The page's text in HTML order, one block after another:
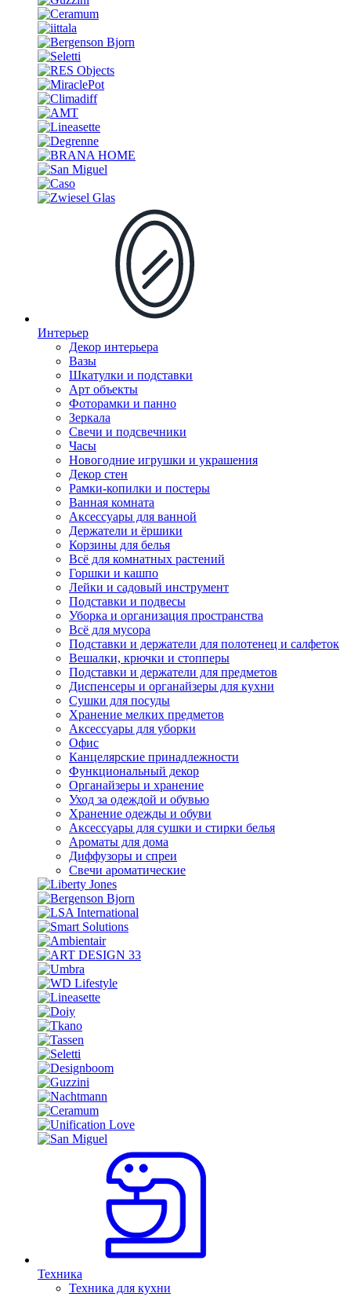
Интерьер
Декор интерьера
Вазы
Шкатулки и подставки
Арт объекты
Фоторамки и панно
Зеркала
Свечи и подсвечники
Часы
Новогодние игрушки и украшения
Декор стен
Рамки-копилки и постеры
Ванная комната
Аксессуары для ванной
Держатели и ёршики
Корзины для белья
Всё для комнатных растений
Горшки и кашпо
Лейки и садовый инструмент
Подставки и подвесы
Уборка и организация пространства
Всё для мусора
Подставки и держатели для полотенец и салфеток
Вешалки, крючки и стопперы
Подставки и держатели для предметов
Диспенсеры и органайзеры для кухни
Сушки для посуды
Хранение мелких предметов
Аксессуары для уборки
Офис
Канцелярские принадлежности
Функциональный декор
Органайзеры и хранение
Уход за одеждой и обувью
Хранение одежды и обуви
Аксессуары для сушки и стирки белья
Ароматы для дома
Диффузоры и спреи
Свечи ароматические
Техника
Техника для кухни